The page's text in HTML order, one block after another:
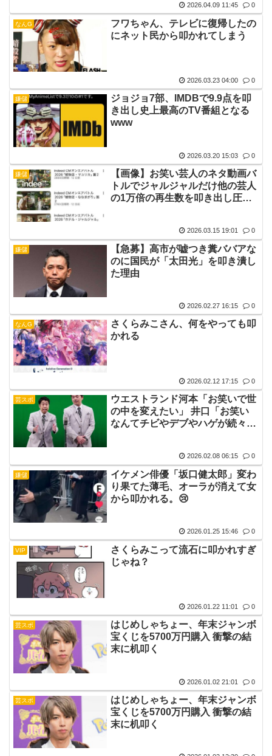
2026.04.09 11:45 0
なんG
フワちゃん、テレビに復帰したの
にネット民から叩かれてしまう
2026.03.23 04:00 0
嫌儲
ジョジョ7部、IMDBで9.9点を叩
き出し史上最高のTV番組となる
www
2026.03.20 15:03 0
嫌儲
【画像】お笑い芸人のネタ動画バ
トルでジャルジャルだけ他の芸人
の1万倍の再生数を叩き出し圧勝
2026.03.15 19:01 0
嫌儲
【急募】高市が嘘つき糞ババアな
のに国民が「太田光」を叩き潰し
た理由
2026.02.27 16:15 0
なんG
さくらみこさん、何をやっても叩
かれる
2026.02.12 17:15 0
芸スポ
ウエストランド河本「お笑いで世
の中を変えたい」 井口「お笑い
なんてチビやデブやハゲが続々
2026.02.08 06:15 0
嫌儲
イケメン俳優「坂口健太郎」変わ
り果てた薄毛、オーラが消えて女
から叩かれる。😢
2026.01.25 15:46 0
VIP
さくらみこって流石に叩かれすぎ
じゃね？
2026.01.22 11:01 0
芸スポ
はじめしゃちょー、年末ジャンボ
宝くじを5700万円購入 衝撃の結
末に机叩く
2026.01.02 21:01 0
芸スポ
はじめしゃちょー、年末ジャンボ
宝くじを5700万円購入 衝撃の結
末に机叩く